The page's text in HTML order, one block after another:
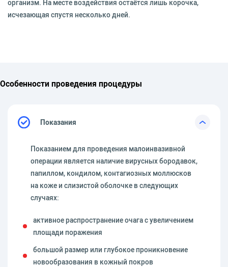
организм. На месте воздействия остаётся лишь корочка,
исчезающая спустя несколько дней.
Особенности проведения процедуры
Показания
Показанием для проведения малоинвазивной
операции является наличие вирусных бородавок,
папиллом, кондилом, контагиозных моллюсков
на коже и слизистой оболочке в следующих
случаях:
активное распространение очага с увеличением
площади поражения
большой размер или глубокое проникновение
новообразования в кожный покров